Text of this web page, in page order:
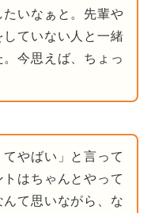
いなぁと。先輩や
ていない人と一緒
今思えば、ちょっ
てやばい」と言って
はちゃんとやって
て思いながら、な